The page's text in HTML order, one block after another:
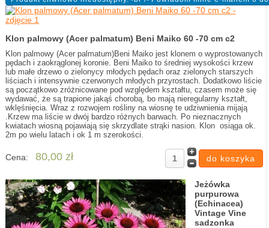
Klon palmowy (Acer palmatum) Beni Maiko 60 -70 cm c2
Klon palmowy (Acer palmatum)Beni Maiko jest klonem o wyprostowanych
pędach i zaokrąglonej koronie. Beni Maiko to średniej wysokości krzew
lub małe drzewo o zielonycy młodych pędach oraz zielonych starszych
liściach i intensywnie czerwonych młodych przyrostach. Dodatkowo liście
są początkowo zróżnicowane pod względem kształtu, czasem może się
wydawać, że są trapione jakąś chorobą, bo mają nieregularny kształt,
wklęśnięcia. Wraz z rozwojem rośliny na wiosnę te udziwnienia mijają
.Krzew ma liście w dwój bardzo różnych barwach. Po nieznacznych
kwiatach wiosną pojawiają się skrzydlate strąki nasion. Klon osiąga ok.
2m po wielu latach i ok 1 m szerokości.
Cena: 80,00 zł
Jeżówka
purpurowa
(Echinacea)
Vintage Vine
sadzonka